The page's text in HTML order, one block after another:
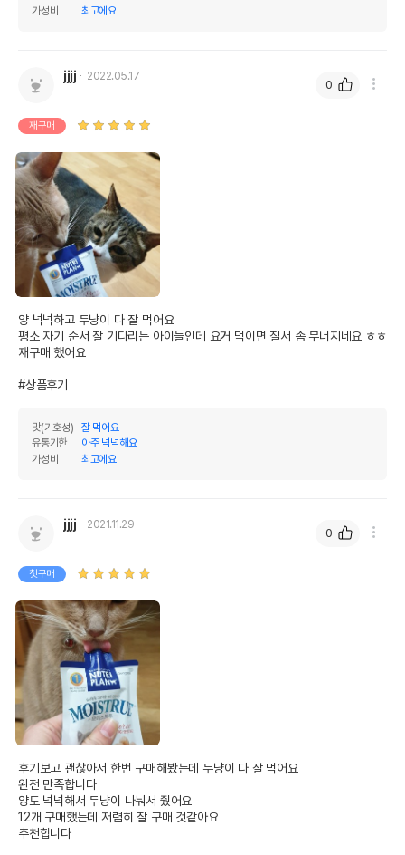
영양정보
조단백질
조지방
조섬유질
조회분 0.65%
칼슘 0.05%
인
가성비
최고에요
jjjj 2022.05.17
재구매
양 넉넉하고 두냥이 다 잘 먹어요
평소 자기 순서 잘 기다리는 아이들인데 요거 먹이면 질서 좀 무너지네요 ㅎㅎ
재구매 했어요
#상품후기
맛(기호성)
잘 먹어요
유통기한
아주 넉넉해요
가성비
최고에요
0
jjjj 2021.11.29
첫구매
후기보고 괜찮아서 한번 구매해봤는데 두냥이 다 잘 먹어요
완전 만족합니다
양도 넉넉해서 두냥이 나눠서 줬어요
12개 구매했는데 저렴히 잘 구매 것같아요
추천합니다
0